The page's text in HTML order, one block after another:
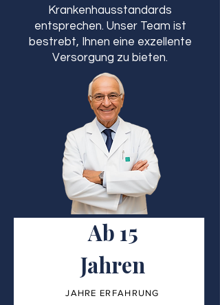
Krankenhausstandards
entsprechen. Unser Team ist
bestrebt, Ihnen eine exzellente
Versorgung zu bieten.
Ab 15
Jahren
JAHRE ERFAHRUNG